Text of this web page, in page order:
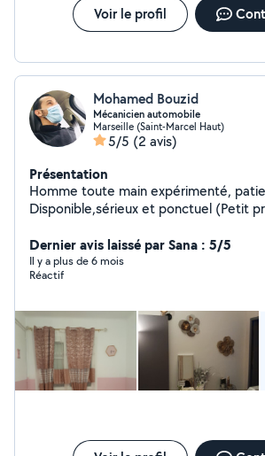
Voir le profil
Mohamed Bouzid
Mécanicien automobile
Marseille (Saint-Marcel Haut)
5/5 (2 avis)
Présentation
Homme toute main expérimenté,
Disponible,sérieux et ponctuel (Petit
Dernier avis laissé par Sana : 5/5
Il y a plus de 6 mois
Réactif